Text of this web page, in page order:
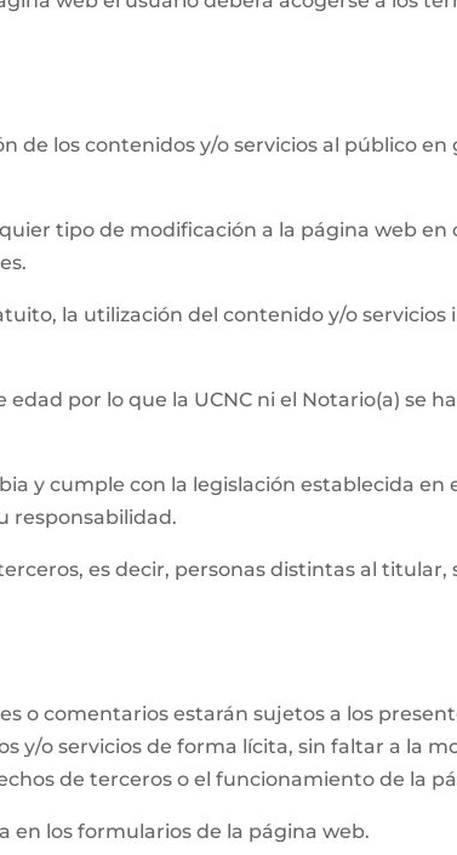
de los contenidos y/o servicios al público
tipo de modificación a la página web
la utilización del contenido y/o servicios
por lo que la UCNC ni el Notario(a) se
y cumple con la legislación establecida en
responsabilidad.
es decir, personas distintas al titular,
o comentarios estarán sujetos a los
y/o servicios de forma lícita, sin faltar a la
de terceros o el funcionamiento de la
los formularios de la página web.